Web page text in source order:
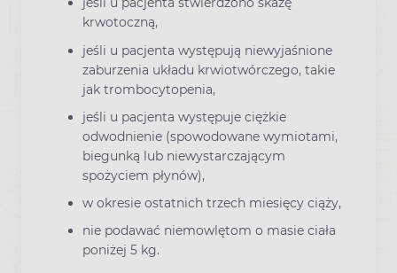
krwotoczną,
jeśli u pacjenta występują niewyjaśnione
zaburzenia układu krwiotwórczego, takie
jak trombocytopenia,
jeśli u pacjenta występuje ciężkie
odwodnienie (spowodowane wymiotami,
biegunką lub niewystarczającym
spożyciem płynów),
w okresie ostatnich trzech miesięcy ciąży,
nie podawać niemowlętom o masie ciała
poniżej 5 kg.